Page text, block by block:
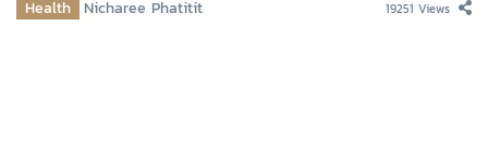
Health Nicharee Phatitit 19251 Views